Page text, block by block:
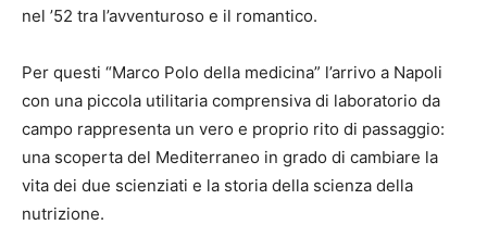
nel ’52 tra l’avventuroso e il romantico.
Per questi “Marco Polo della medicina” l’arrivo a Napoli
con una piccola utilitaria comprensiva di laboratorio da
campo rappresenta un vero e proprio rito di passaggio:
una scoperta del Mediterraneo in grado di cambiare la
vita dei due scienziati e la storia della scienza della
nutrizione.